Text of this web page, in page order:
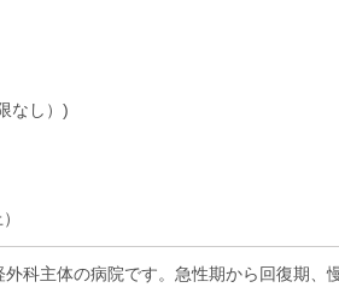
なし）)
科主体の病院です。急性期から回復期、